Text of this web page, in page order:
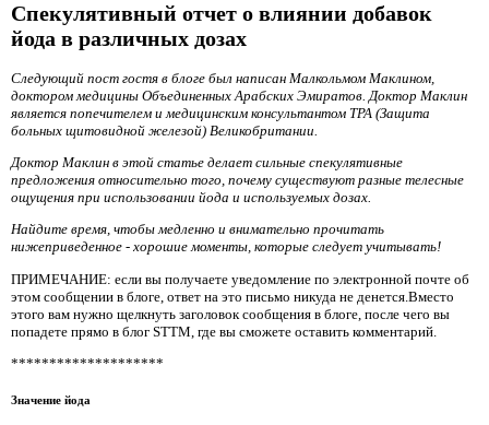
Спекулятивный отчет о влиянии добавок
йода в различных дозах
Следующий пост гостя в блоге был написан Малкольмом Маклином,
доктором медицины Объединенных Арабских Эмиратов. Доктор Маклин
является попечителем и медицинским консультантом TPA (Защита
больных щитовидной железой) Великобритании.
Доктор Маклин в этой статье делает сильные спекулятивные
предложения относительно того, почему существуют разные телесные
ощущения при использовании йода и используемых дозах.
Найдите время, чтобы медленно и внимательно прочитать
нижеприведенное - хорошие моменты, которые следует учитывать!
ПРИМЕЧАНИЕ: если вы получаете уведомление по электронной почте об
этом сообщении в блоге, ответ на это письмо никуда не денется.Вместо
этого вам нужно щелкнуть заголовок сообщения в блоге, после чего вы
попадете прямо в блог STTM, где вы сможете оставить комментарий.
********************
Значение йода